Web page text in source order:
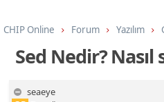
CHIP Online Forum Yazılım
Sed Nedir? Nasıl
seaeye